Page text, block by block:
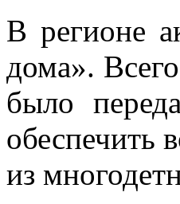
В регионе
дома».
было
обеспечить
из